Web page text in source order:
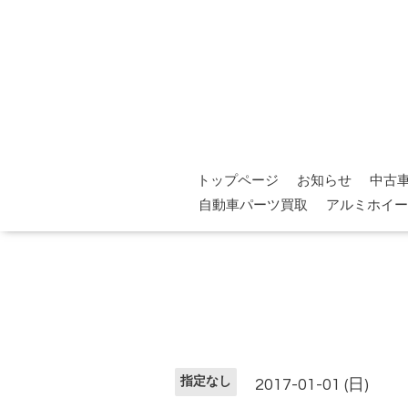
トップページ お知らせ
中古
自動車パーツ買取
アルミホイ
指定なし 2017-01-01 (日)